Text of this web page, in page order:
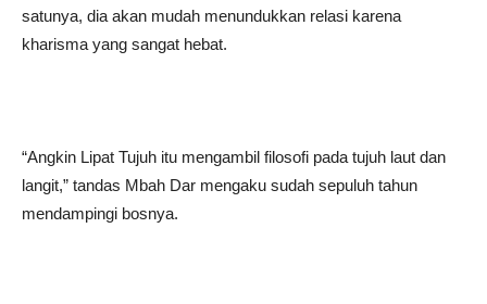
satunya, dia akan mudah menundukkan relasi karena
kharisma yang sangat hebat.
“Angkin Lipat Tujuh itu mengambil filosofi pada tujuh laut dan
langit,” tandas Mbah Dar mengaku sudah sepuluh tahun
mendampingi bosnya.